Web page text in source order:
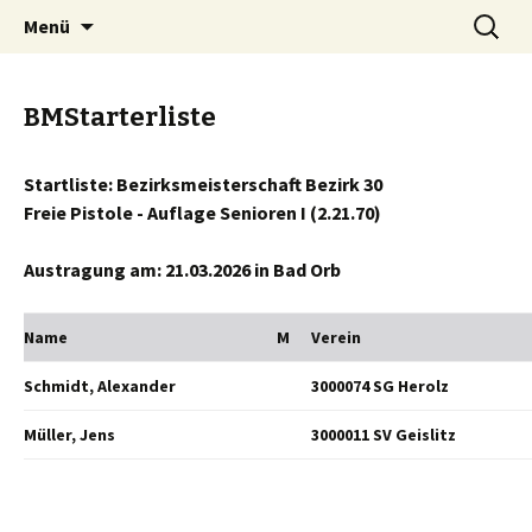
Menü
Suche
nach:
BMStarterliste
Startliste: Bezirksmeisterschaft Bezirk 30
Freie Pistole - Auflage Senioren I (2.21.70)
Austragung am: 21.03.2026 in Bad Orb
Name M Verein
Schmidt, Alexander 3000074 SG Herolz
Müller, Jens 3000011 SV Geislitz